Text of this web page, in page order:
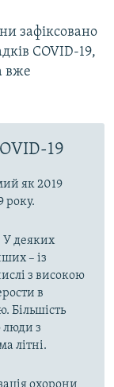
зафіксовано
COVID-19,
вже
19
як 2019
року.
У деяких
– із
з високою
в
Більшість
люди з
літні.